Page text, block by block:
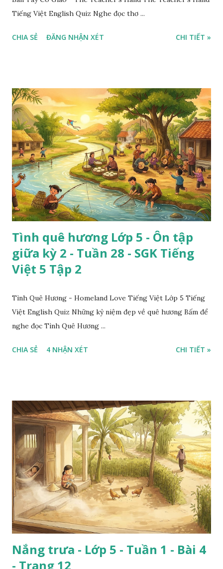
Tiếng Việt English Quiz Nghe đọc thơ ...
CHIA SẺ ĐĂNG NHẬN XÉT CHI TIẾT »
Tình quê hương Lớp 5 - Ôn tập
giữa kỳ 2 - Tuần 28 - SGK Tiếng
Việt 5 Tập 2
Tình Quê Hương - Homeland Love Tiếng Việt Lớp 5 Tiếng
Việt English Quiz Những kỷ niệm đẹp về quê hương Bấm để
nghe đọc Tình Quê Hương ...
CHIA SẺ 4 NHẬN XÉT CHI TIẾT »
Nắng trưa - Lớp 5 - Tuần 1 - Bài 4
- Trang 12